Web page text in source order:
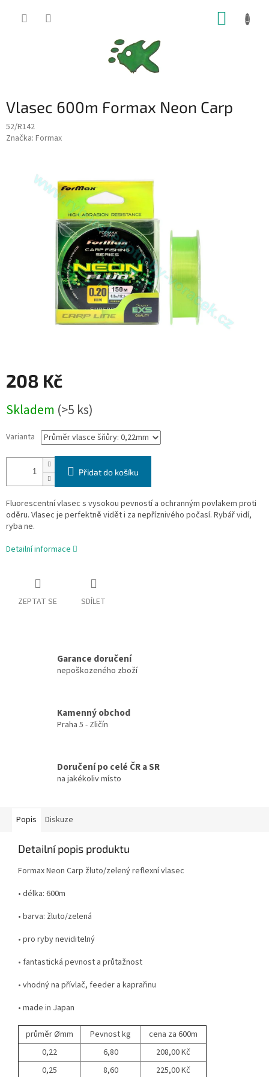
Vlasec 600m Formax Neon Carp
52/R142
Značka: Formax
208 Kč
cena:
Skladem (>5 ks)
Varianta
Přidat do košíku
Fluorescentní vlasec s vysokou pevností a ochranným povlakem proti
oděru. Vlasec je perfektně vidět i za nepříznivého počasí. Rybář vidí,
ryba ne.
Detailní informace
ZEPTAT SE SDÍLET
Garance doručení
nepoškozeného zboží
Kamenný obchod
Praha 5 - Zličín
Doručení po celé ČR a SR
na jakékoliv místo
Popis Diskuze
Detailní popis produktu
Formax Neon Carp žluto/zelený reflexní vlasec
• délka: 600m
• barva: žluto/zelená
• pro ryby neviditelný
• fantastická pevnost a průtažnost
• vhodný na přívlač, feeder a kaprařinu
• made in Japan
průměr Ømm Pevnost kg
cena za 600m
0,22
6,80
208,00 Kč
0,25
8,60 225,00 Kč